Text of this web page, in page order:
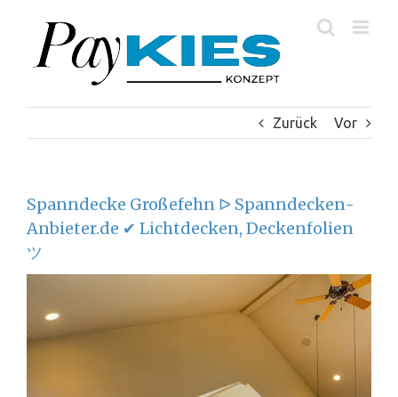
springen
Zurück Vor
Spanndecke Großefehn ᐅ Spanndecken-
Anbieter.de ✔ Lichtdecken, Deckenfolien
ツ